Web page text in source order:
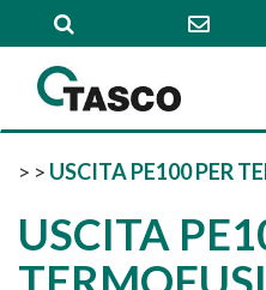
> > USCITA PE100 PER
USCITA